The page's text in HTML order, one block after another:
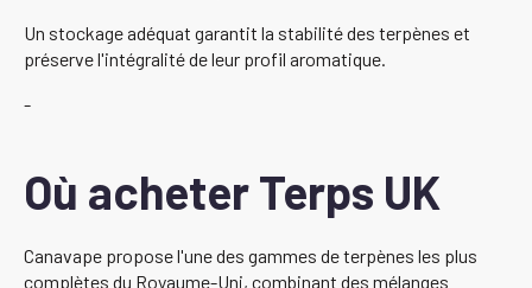
Un stockage adéquat garantit la stabilité des terpènes et
préserve l'intégralité de leur profil aromatique.
-
Où acheter Terps UK
Canavape propose l'une des gammes de terpènes les plus
complètes du Royaume-Uni, combinant des mélanges